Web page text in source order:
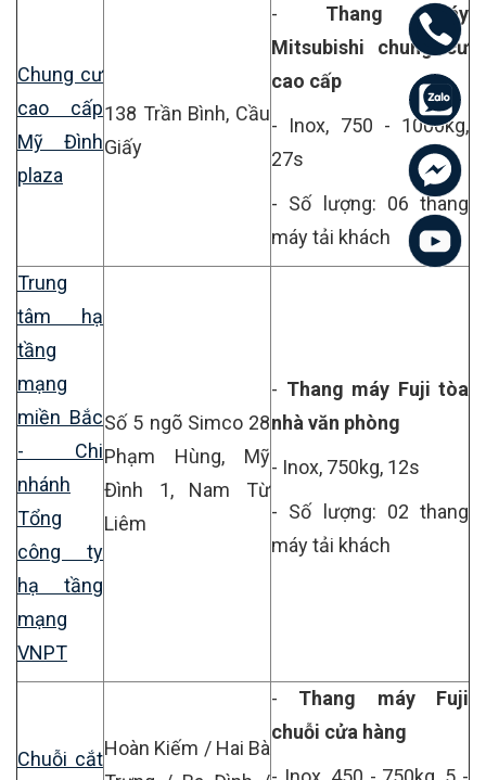
Chung cư
cao cấp
Mỹ Đình
plaza
138 Trần Bình, Cầu
Giấy
- Thang máy
Mitsubishi chung cư
cao cấp
- Inox, 750 - 1000kg,
27s
- Số lượng: 06 thang
máy tải khách
Trung
tâm hạ
tầng
mạng
miền Bắc
- Chi
nhánh
Tổng
công ty
hạ tầng
mạng
VNPT
Số 5 ngõ Simco 28
Phạm Hùng, Mỹ
Đình 1, Nam Từ
Liêm
- Thang máy Fuji tòa
nhà văn phòng
- Inox, 750kg, 12s
- Số lượng: 02 thang
máy tải khách
Chuỗi cắtHoàn Kiếm / Hai Bà
- Thang máy Fuji
chuỗi cửa hàng